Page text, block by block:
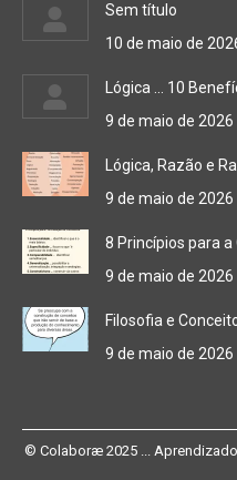
Sem título
10 de maio de
Lógica … 10
9 de maio de 2026
Lógica, Razão e
9 de maio de 2026
8 Princípios para
9 de maio de 2026
Filosofia e
9 de maio de 2026
© Colaboræ 2025 ...